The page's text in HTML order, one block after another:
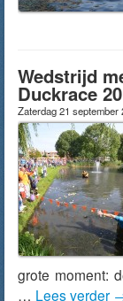
Wedstrijd
Duckrace
Zaterdag 21 september
grote moment:
… Lees verder